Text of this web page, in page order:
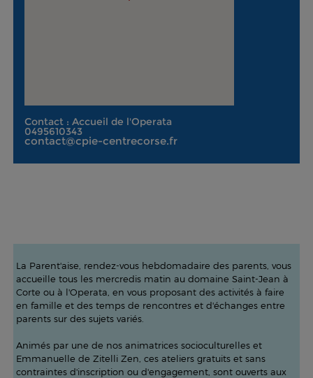
Contact : Accueil de l'Operata
0495610343
contact@cpie-centrecorse.fr
La Parent'aise, rendez-vous hebdomadaire des parents, vous
accueille tous les mercredis matin au domaine Saint-Jean à
Corte ou à l'Operata, en vous proposant des activités à faire
en famille et des temps de rencontres et d'échanges entre
parents sur des sujets variés.
Animés par une de nos animatrices socioculturelles et
Emmanuelle de Zitelli Zen, ces ateliers gratuits et sans
contraintes d'inscription ou d'engagement, sont ouverts aux